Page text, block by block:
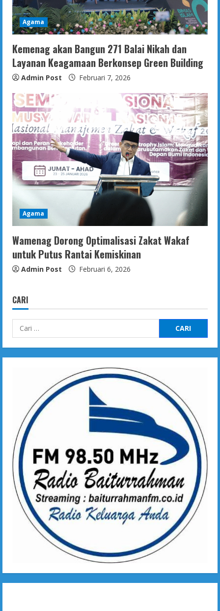
Agama
Kemenag akan Bangun 271 Balai Nikah dan
Layanan Keagamaan Berkonsep Green Building
Admin Post Februari 7, 2026
Agama
Wamenag Dorong Optimalisasi Zakat Wakaf
untuk Putus Rantai Kemiskinan
Admin Post Februari 6, 2026
CARI
Cari
untuk: